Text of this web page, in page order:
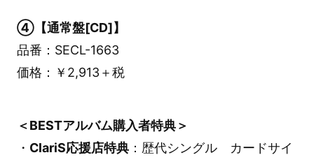
④【通常盤[CD]】
品番：SECL-1663
価格：￥2,913＋税
＜BESTアルバム購入者特典＞
・ ClariS応援店特典：歴代シングル カードサイ